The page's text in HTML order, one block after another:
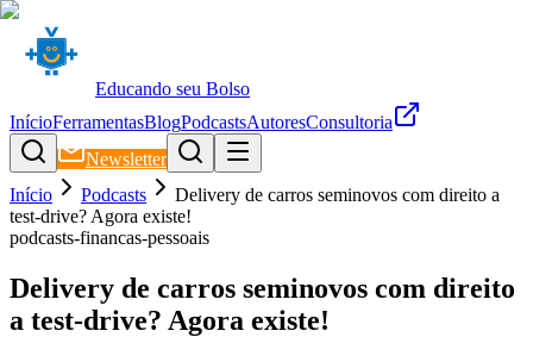
Educando seu Bolso
InícioFerramentasBlogPodcastsAutoresConsultoria
Newsletter
Início
Podcasts
Delivery de carros seminovos com direito a
test-drive? Agora existe!
podcasts-financas-pessoais
Delivery de carros seminovos com direito
a test-drive? Agora existe!